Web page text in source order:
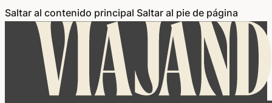
Saltar al contenido principal Saltar al pie de página